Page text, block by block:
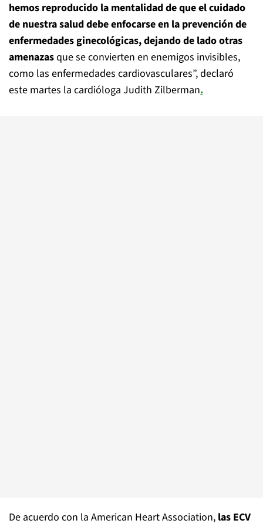
hemos reproducido la mentalidad de que el cuidado
de nuestra salud debe enfocarse en la prevención de
enfermedades ginecológicas, dejando de lado otras
amenazasque se convierten en enemigos invisibles,
como las enfermedades cardiovasculares”, declaró
este martes la cardióloga Judith Zilberman.
De acuerdo con la American Heart Association, las ECV